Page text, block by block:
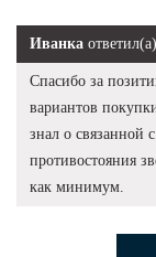
Иванка ответил(а)
Спасибо за
вариантов
знал о связанной
противостояния
как минимум.